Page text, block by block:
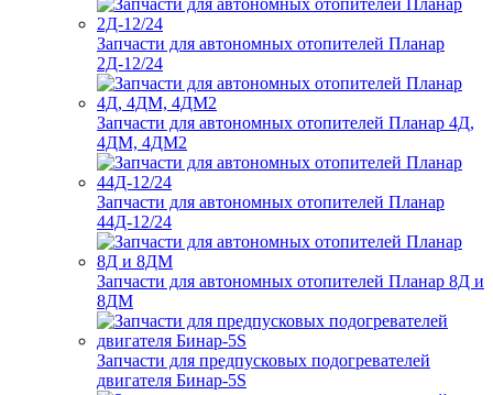
Запчасти для автономных отопителей Планар
2Д-12/24
Запчасти для автономных отопителей Планар 4Д,
4ДМ, 4ДМ2
Запчасти для автономных отопителей Планар
44Д-12/24
Запчасти для автономных отопителей Планар 8Д и
8ДМ
Запчасти для предпусковых подогревателей
двигателя Бинар-5S